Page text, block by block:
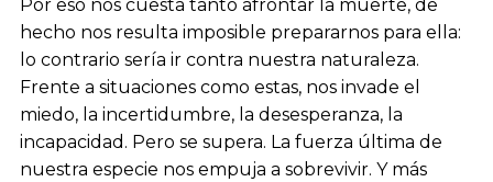
Por eso nos cuesta tanto afrontar la muerte, de
hecho nos resulta imposible prepararnos para ella:
lo contrario sería ir contra nuestra naturaleza.
Frente a situaciones como estas, nos invade el
miedo, la incertidumbre, la desesperanza, la
incapacidad. Pero se supera. La fuerza última de
nuestra especie nos empuja a sobrevivir. Y más